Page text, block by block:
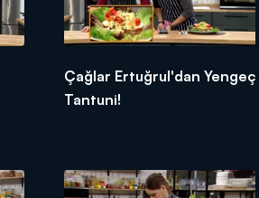
Çağlar Ertuğrul'dan Yengeç
Tantuni!